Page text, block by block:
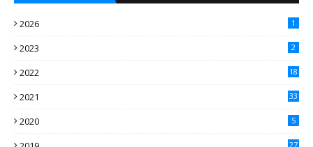
2026 1
2023 2
2022 18
2021 33
2020 5
27